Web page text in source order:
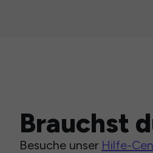
Brauchst
Besuche unser Hilfe-